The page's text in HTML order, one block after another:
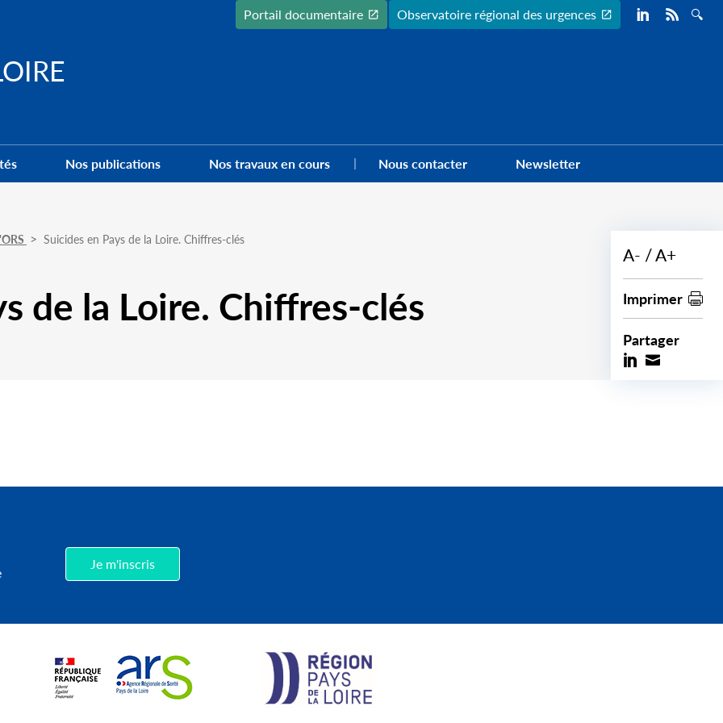
Preheader
Portail documentaire Observatoire régional des urgences
Nos publications Nos travaux en cours Nous contacter Newsletter
Suicides en Pays de la Loire. Chiffres-clés
de la Loire. Chiffres-clés
A- A+
Imprimer
Partager
Je m'inscris